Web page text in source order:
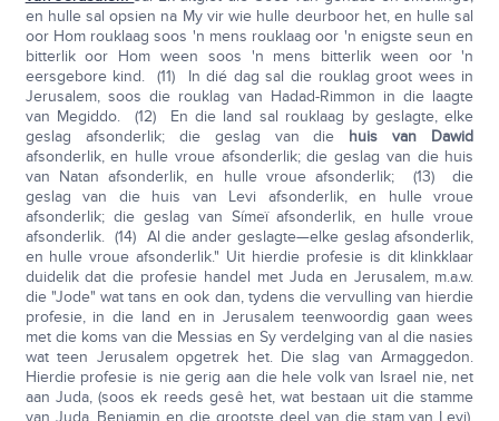
en hulle sal opsien na My vir wie hulle deurboor het, en hulle sal
oor Hom rouklaag soos 'n mens rouklaag oor 'n enigste seun en
bitterlik oor Hom ween soos 'n mens bitterlik ween oor 'n
eersgebore kind. (11) In dié dag sal die rouklag groot wees in
Jerusalem, soos die rouklag van Hadad-Rimmon in die laagte
van Megiddo. (12) En die land sal rouklaag by geslagte, elke
geslag afsonderlik; die geslag van die huis van Dawid
afsonderlik, en hulle vroue afsonderlik; die geslag van die huis
van Natan afsonderlik, en hulle vroue afsonderlik; (13) die
geslag van die huis van Levi afsonderlik, en hulle vroue
afsonderlik; die geslag van Símeï afsonderlik, en hulle vroue
afsonderlik. (14) Al die ander geslagte—elke geslag afsonderlik,
en hulle vroue afsonderlik." Uit hierdie profesie is dit klinkklaar
duidelik dat die profesie handel met Juda en Jerusalem, m.a.w.
die "Jode" wat tans en ook dan, tydens die vervulling van hierdie
profesie, in die land en in Jerusalem teenwoordig gaan wees
met die koms van die Messias en Sy verdelging van al die nasies
wat teen Jerusalem opgetrek het. Die slag van Armaggedon.
Hierdie profesie is nie gerig aan die hele volk van Israel nie, net
aan Juda, (soos ek reeds gesê het, wat bestaan uit die stamme
van Juda, Benjamin en die grootste deel van die stam van Levi).